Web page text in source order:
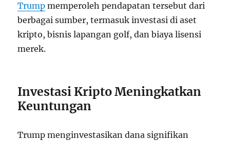
Trump memperoleh pendapatan tersebut dari
berbagai sumber, termasuk investasi di aset
kripto, bisnis lapangan golf, dan biaya lisensi
merek.
Investasi Kripto Meningkatkan
Keuntungan
Trump menginvestasikan dana signifikan